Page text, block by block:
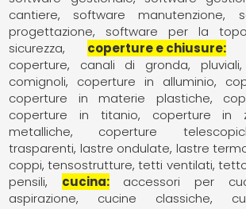
cantiere
software manutenzione
progettazione
software per la
sicurezza
coperture e chiusure
coperture
canali di gronda, pluviali
comignoli
coperture in alluminio
coperture in materie plastiche
coperture in titanio
coperture in
metalliche
coperture
trasparenti lastre ondulate lastre
coppi tensostrutture tetti ventilati
pensili
cucina accessori per
aspirazione
cucine classiche